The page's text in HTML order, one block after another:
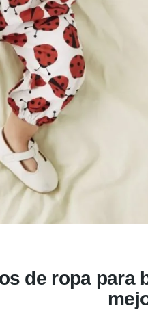
de ropa para